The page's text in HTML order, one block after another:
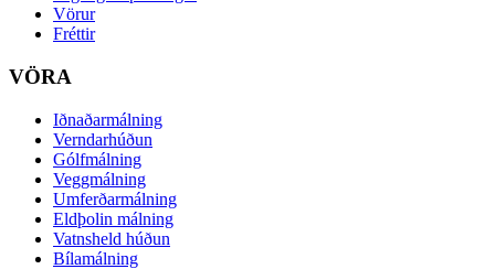
Vörur
Fréttir
VÖRA
Iðnaðarmálning
Verndarhúðun
Gólfmálning
Veggmálning
Umferðarmálning
Eldþolin málning
Vatnsheld húðun
Bílamálning